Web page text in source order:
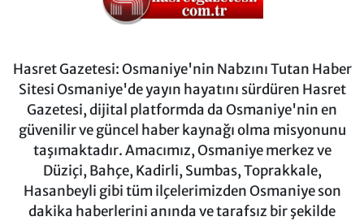
Hasret Gazetesi: Osmaniye'nin Nabzını Tutan Haber
Sitesi Osmaniye'de yayın hayatını sürdüren Hasret
Gazetesi, dijital platformda da Osmaniye'nin en
güvenilir ve güncel haber kaynağı olma misyonunu
taşımaktadır. Amacımız, Osmaniye merkez ve
Düziçi, Bahçe, Kadirli, Sumbas, Toprakkale,
Hasanbeyli gibi tüm ilçelerimizden Osmaniye son
dakika haberlerini anında ve tarafsız bir şekilde